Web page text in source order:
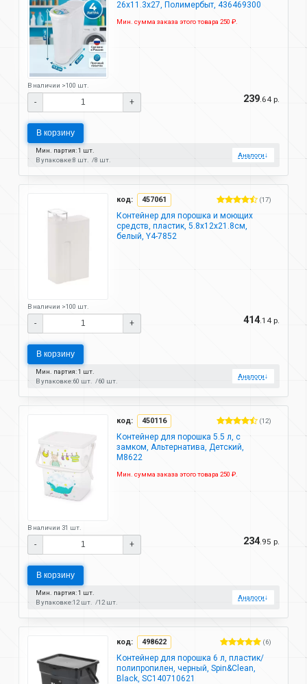
26х11.3х27, Полимербыт, 436469300
Мин. сумма заказа этого товара 250 ₽.
В наличии >100 шт.
- + 239.64 р.
В корзину
Мин. партия: 1 шт.
В упаковке:8 шт. 8 шт.
Аналоги↓
код: 457061 (17)
Контейнер для порошка и моющих
средств, пластик, 5.8х12х21.8см,
белый, Y4-7852
В наличии >100 шт.
- + 414.14 р.
В корзину
Мин. партия: 1 шт.
В упаковке:60 шт. 60 шт.
Аналоги↓
код: 450116 (12)
Контейнер для порошка 5.5 л, с
замком, Альтернатива, Детский,
М8622
Мин. сумма заказа этого товара 250 ₽.
В наличии 31 шт.
- + 234.95 р.
В корзину
Мин. партия: 1 шт.
В упаковке:12 шт. 12 шт.
Аналоги↓
код: 498622 (6)
Контейнер для порошка 6 л, пластик/
полипропилен, черный, Spin&Clean,
Black, SC140710621